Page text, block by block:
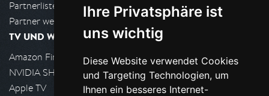
Ihre Privatsphäre ist
uns wichtig
Diese Website verwendet Cookies
und Targeting Technologien, um
Ihnen ein besseres Internet-
Partnerliste
Partner werden
TV UND WOHNZIMMER
Amazon FireTV
NVIDIA SHIELD, Google TV
Apple TV